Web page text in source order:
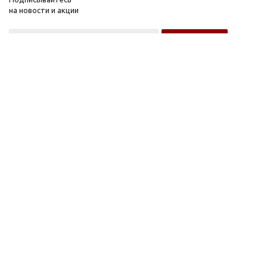
на новости и акции